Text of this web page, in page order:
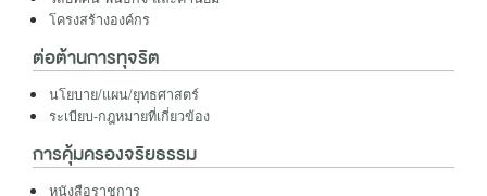
โครงสร้างองค์กร
ต่อต้านการทุจริต
นโยบาย/แผน/ยุทธศาสตร์
ระเบียบ-กฎหมายที่เกี่ยวข้อง
การคุ้มครองจริยธรรม
หนังสือราชการ